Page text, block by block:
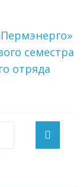
семестра
отряда